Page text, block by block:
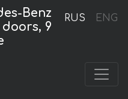
RUS ENG
Benz
doors, 9